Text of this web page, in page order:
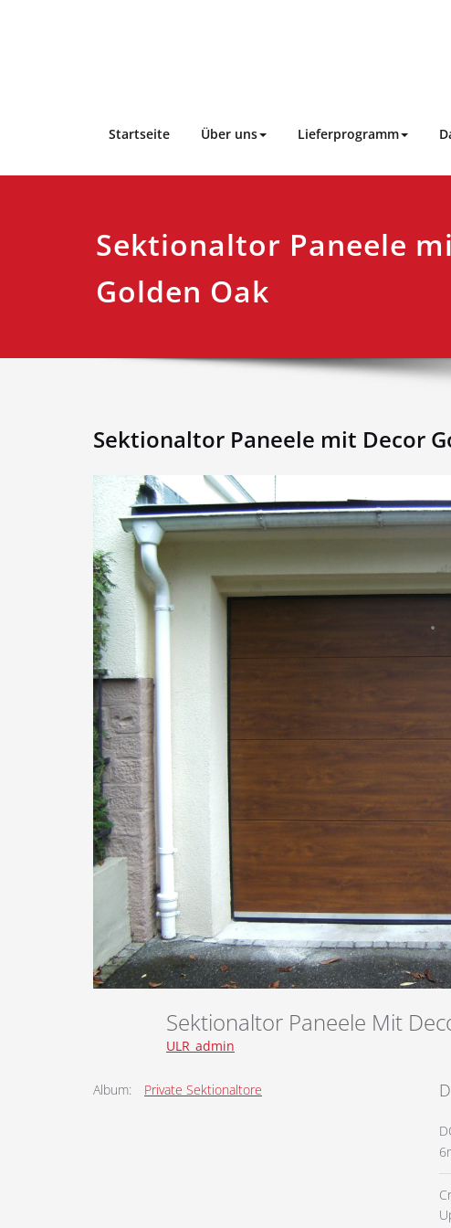
Startseite Über uns Lieferprogramm
Sektionaltor Paneele
Golden Oak
Sektionaltor Paneele mit Decor
Sektionaltor Paneele Mit
ULR_admin
Album: Private Sektionaltore